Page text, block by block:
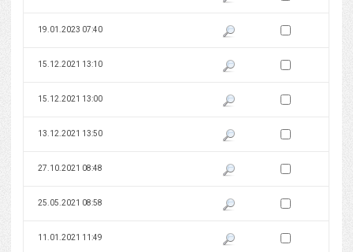
19.01.2023 07:40 Pokaż podgląd wersji z dnia
Zaznacz wersję do
15.12.2021 13:10 Pokaż podgląd wersji z dnia
Zaznacz wersję do
15.12.2021 13:00 Pokaż podgląd wersji z dnia
Zaznacz wersję do
13.12.2021 13:50 Pokaż podgląd wersji z dnia
Zaznacz wersję do
27.10.2021 08:48 Pokaż podgląd wersji z dnia
Zaznacz wersję do
25.05.2021 08:58 Pokaż podgląd wersji z dnia
Zaznacz wersję do
11.01.2021 11:49 Pokaż podgląd wersji z dnia
Zaznacz wersję do